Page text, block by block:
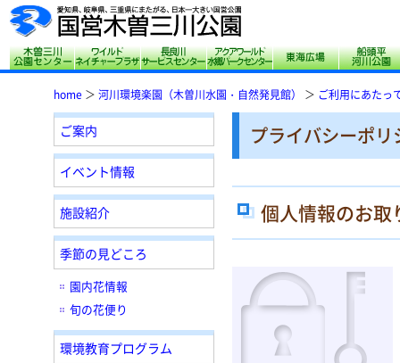
木曽三川公園センターサリオパーク祖父江 ワイルドネイチャー
長良川サービスセンター
アクアワールド水郷
東海広場
home ＞ 河川環境楽園（木曽川水園・自然発見館） ＞ ご利用にあたっ
ご案内
イベント情報
施設紹介
季節の見どころ
園内花情報
旬の花便り
環境教育プログラム
プライバシーポリ
個人情報のお取